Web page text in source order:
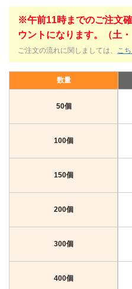
※午前11時までのご注文
ウントになります。（土
ご注文の流れに関しましては、 こ
数量
50個
100個
150個
200個
300個
400個